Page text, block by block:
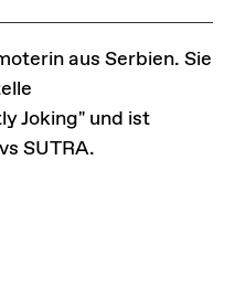
aus Serbien. Sie
Joking" und ist
SUTRA.